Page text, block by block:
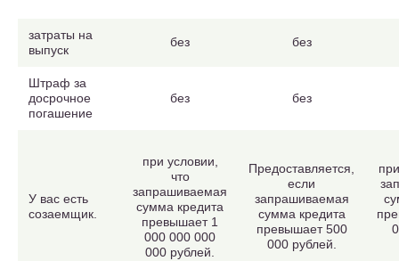
затраты на
выпуск
без без
Штраф за
досрочное
погашение
без без
У вас есть
созаемщик.
при условии,
что
запрашиваемая
сумма кредита
превышает 1
000 000 000
000 рублей.
Предоставляется,
если
запрашиваемая
сумма кредита
превышает 500
000 рублей.